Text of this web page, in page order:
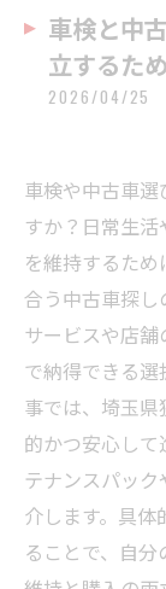
車検と中
立するた
2026/04/25
車検や中古車
すか？日常生
を維持するた
合う中古車探し
サービスや店
で納得できる
事では、埼玉
的かつ安心し
テナンスパッ
介します。具
ることで、自